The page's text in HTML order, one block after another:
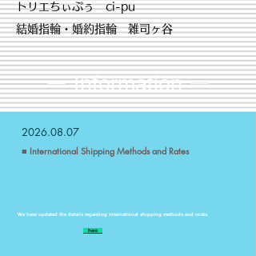
トリエちぃぷぅ ci-pu
結婚指輪・婚約指輪 雑司ヶ谷
ー Informationー
2026.08.07
■ International Shipping Methods and Rates
We have updated the details regarding international shipping methods and costs.
here